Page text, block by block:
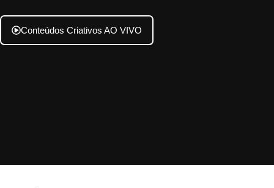
Conteúdos Criativos AO VIVO